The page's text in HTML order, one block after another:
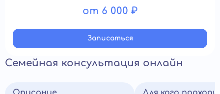
от 6 000 ₽
Записатьcя
Семейная консультация онлайн